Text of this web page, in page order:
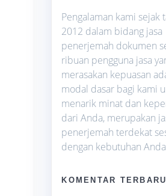
Pengalaman kami sejak
2012 dalam bidang jasa
penerjemah dokumen
ribuan pengguna jasa
merasakan kepuasan
modal dasar bagi kami
menarik minat dan
dari Anda, merupakan
penerjemah terdekat
dengan kebutuhan
KOMENTAR TERBARU